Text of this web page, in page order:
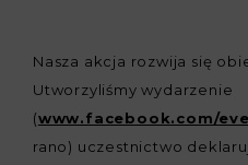
WYDARZENIA
Nasza akcja rozwija się
Utworzyliśmy wydarzenie
(www.facebook.com/
rano) uczestnictwo